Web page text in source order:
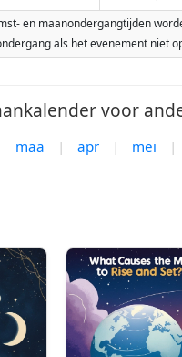
en maanondergangtijden
als het evenement niet
voor
maa | apr | mei |